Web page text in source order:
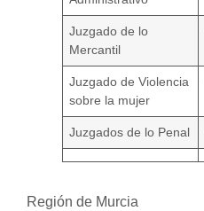
Juzgado de lo
Mercantil
Juzgado de Violencia
sobre la mujer
Juzgados de lo Penal
Región de Murcia